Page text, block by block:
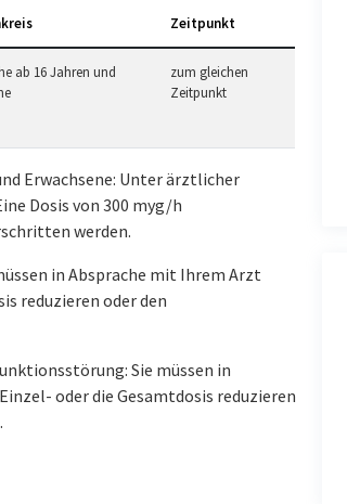
Zeitpunkt
ab 16 Jahren und
zum gleichen
Zeitpunkt
Erwachsene: Unter ärztlicher
Dosis von 300 myg/h
werden.
in Absprache mit Ihrem Arzt
reduzieren oder den
Sie müssen in
oder die Gesamtdosis reduzieren